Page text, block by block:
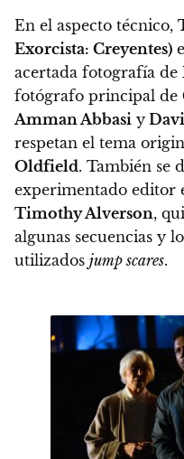
En el aspecto técnico,
Exorcista: Creyentes)
acertada fotografía de
fotógrafo principal de
Amman Abbasi y
respetan el tema
Oldfield. También se
experimentado editor
Timothy Alverson,
algunas secuencias y
utilizados jump scares.